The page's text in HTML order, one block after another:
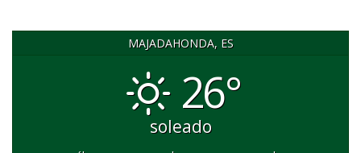
MAJADAHONDA, ES
26°
soleado